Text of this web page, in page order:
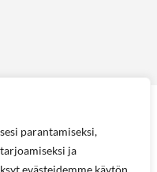
parantamiseksi,
ja
evästeidemme käytön